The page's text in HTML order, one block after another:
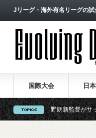
Jリーグ・海外有名リーグの
国際大会 日
朗新監督がサッカーのスタイル